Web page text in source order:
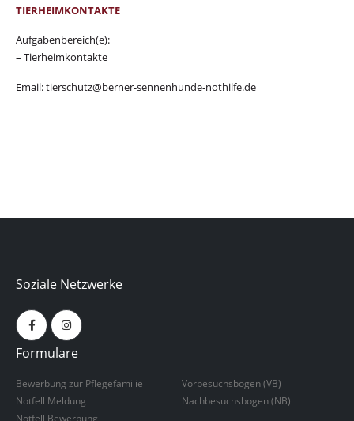
TIERHEIMKONTAKTE
Aufgabenbereich(e):
– Tierheimkontakte
Email: tierschutz@berner-sennenhunde-nothilfe.de
Soziale Netzwerke
Formulare
Bewerbung zur Pflegefamilie
Notfell Meldung
Notfell Bewerbung
Vorbesuchsbogen (VB)
Nachbesuchsbogen (NB)